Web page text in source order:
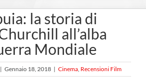
la storia di
all’alba
Mondiale
| Gennaio 18, 2018 | Cinema, Recensioni Film